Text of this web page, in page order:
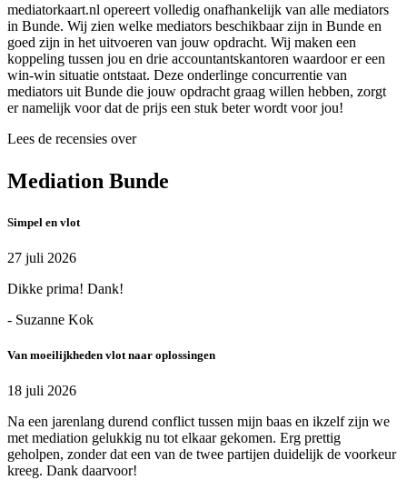
mediatorkaart.nl opereert volledig onafhankelijk van alle mediators
in Bunde. Wij zien welke mediators beschikbaar zijn in Bunde en
goed zijn in het uitvoeren van jouw opdracht. Wij maken een
koppeling tussen jou en drie accountantskantoren waardoor er een
win-win situatie ontstaat. Deze onderlinge concurrentie van
mediators uit Bunde die jouw opdracht graag willen hebben, zorgt
er namelijk voor dat de prijs een stuk beter wordt voor jou!
Lees de recensies over
Mediation Bunde
Simpel en vlot
27 juli 2026
Dikke prima! Dank!
- Suzanne Kok
Van moeilijkheden vlot naar oplossingen
18 juli 2026
Na een jarenlang durend conflict tussen mijn baas en ikzelf zijn we
met mediation gelukkig nu tot elkaar gekomen. Erg prettig
geholpen, zonder dat een van de twee partijen duidelijk de voorkeur
kreeg. Dank daarvoor!